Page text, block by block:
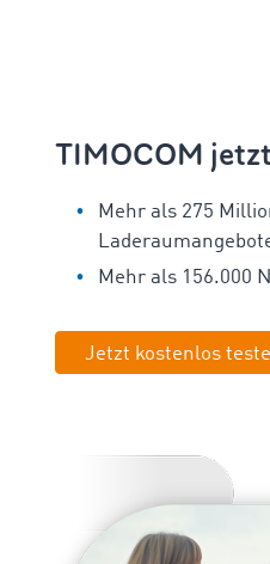
TIMOCOM
Mehr als 275
Mehr als 156.000
Jetzt kostenlos